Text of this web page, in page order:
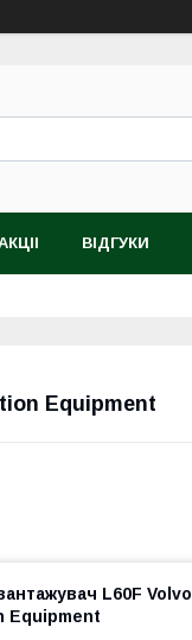
ВІДГУКИ
Equipment
L60F Volvo
Equipment